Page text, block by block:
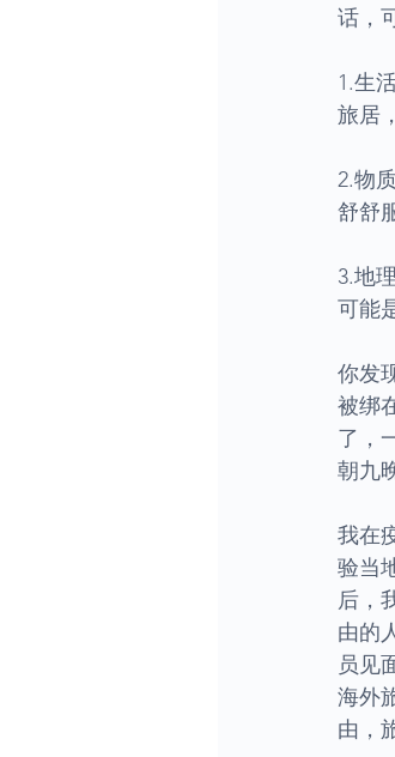
话，
1.生
旅居
2.物
舒舒
3.地
可能
你发
被绑
了，
朝九
我在
验当
后，
由的
员见
海外
由，